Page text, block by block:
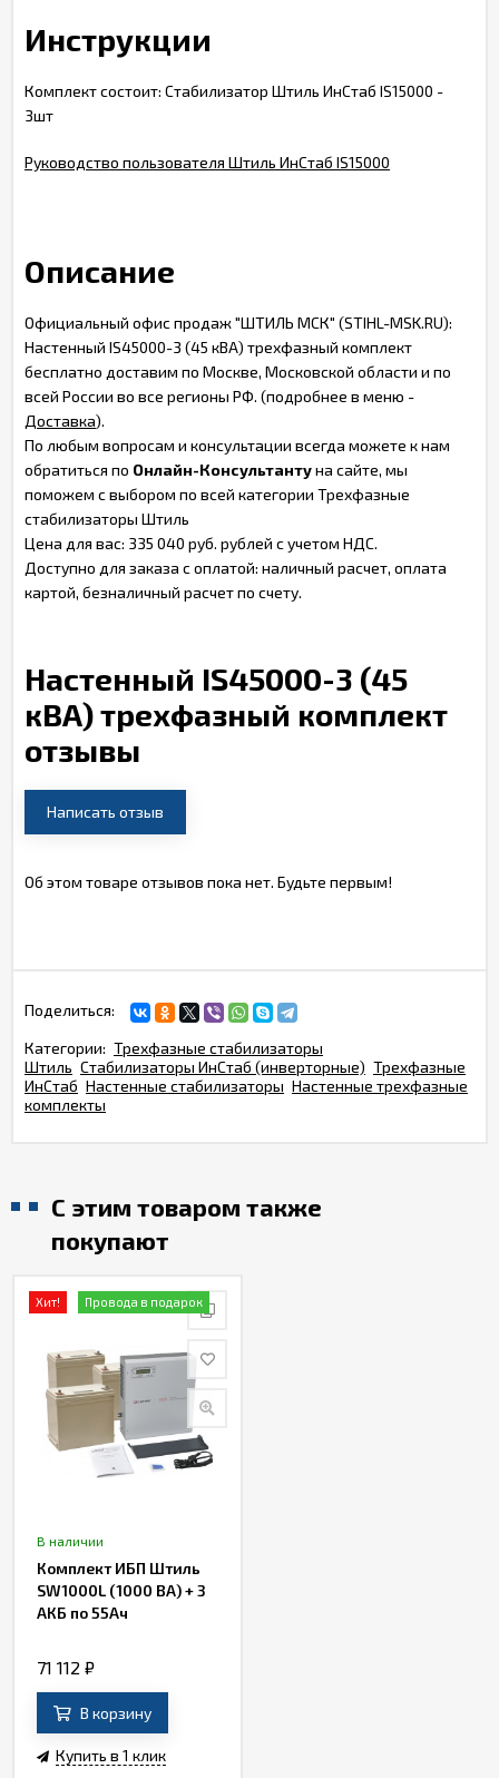
Инструкции
Комплект состоит: Стабилизатор Штиль ИнСтаб IS15000 -
3шт
Руководство пользователя Штиль ИнСтаб IS15000
Описание
Официальный офис продаж "ШТИЛЬ МСК" (STIHL-MSK.RU):
Настенный IS45000-3 (45 кВА) трехфазный комплект
бесплатно доставим по Москве, Московской области и по
всей России во все регионы РФ. (подробнее в меню -
Доставка).
По любым вопросам и консультации всегда можете к нам
обратиться по Онлайн-Консультантуна сайте, мы
поможем с выбором по всей категории Трехфазные
стабилизаторы Штиль
Цена для вас: 335 040 руб. рублей с учетом НДС.
Доступно для заказа с оплатой: наличный расчет, оплата
картой, безналичный расчет по счету.
Настенный IS45000-3 (45
кВА) трехфазный комплект
отзывы
Написать отзыв
Об этом товаре отзывов пока нет. Будьте первым!
Поделиться:
Категории: Трехфазные стабилизаторы
Штиль Стабилизаторы ИнСтаб (инверторные) Трехфазные
ИнСтаб Настенные стабилизаторы Настенные трехфазные
комплекты
С этим товаром также
покупают
Хит! Провода в подарок
В наличии
Комплект ИБП Штиль
SW1000L (1000 ВА) + 3
АКБ по 55Ач
71 112 ₽
В корзину
Купить в 1 клик